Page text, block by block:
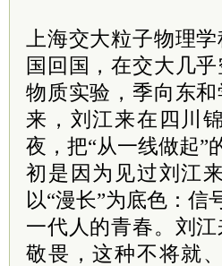
上海交大粒子物理
国回国，在交大几
物质实验，季向东
来，刘江来在四川
夜，把“从一线做起”
初是因为见过刘江
以“漫长”为底色：
一代人的青春。刘
敬畏，这种不将就